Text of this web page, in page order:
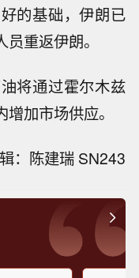
的基础，伊朗已
重返伊朗。
将通过霍尔木兹
加市场供应。
：陈建瑞 SN243